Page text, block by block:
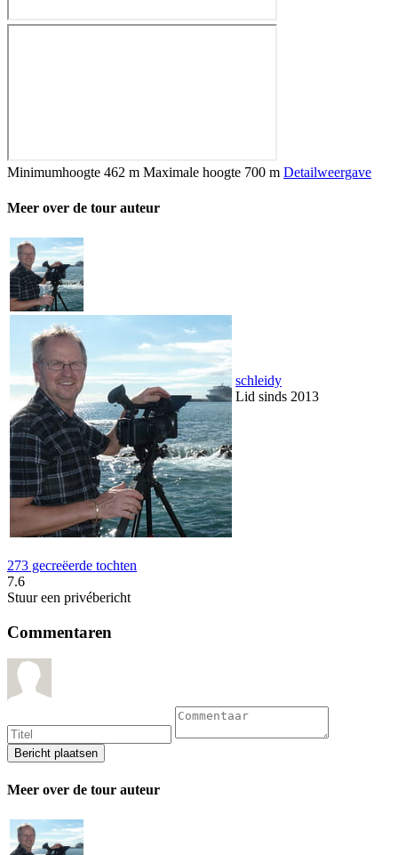
Minimumhoogte 462 m Maximale hoogte 700 m Detailweergave
Meer over de tour auteur
schleidy
Lid sinds 2013
273 gecreëerde tochten
7.6
Stuur een privébericht
Commentaren
Meer over de tour auteur